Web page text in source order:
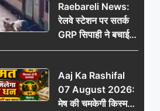
Raebareli News:
रेलवे स्टेशन पर सतर्क
GRP सिपाही ने बचाई
महिला की जान, चलती
हादसा टला; घटना
CCTV में कैद
Aaj Ka Rashifal
07 August 2026:
मेष की चमकेगी किस्मत,